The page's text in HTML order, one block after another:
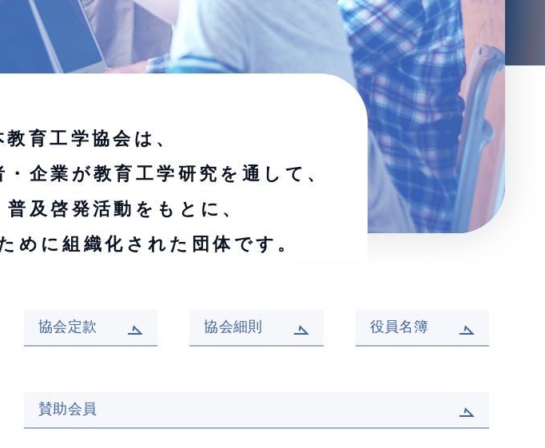
育工学協会は、
企業が教育工学研究を通して、
及啓発活動をもとに、
めに組織化された団体です。
協会定款 協会細則 役員名簿
賛助会員